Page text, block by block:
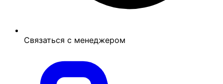
Связаться с менеджером